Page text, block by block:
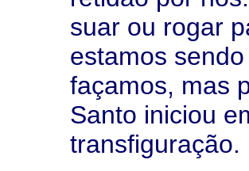
suar ou rogar
estamos
façamos, mas
Santo iniciou
transfiguração.